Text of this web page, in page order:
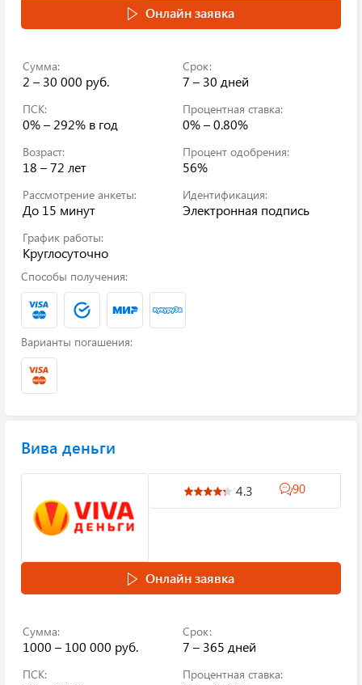
Онлайн заявка
Сумма:
2 – 30 000 руб.
Срок:
7 – 30 дней
ПСК:
0% – 292% в год
Процентная ставка:
0% – 0.80%
Возраст:
18 – 72 лет
Процент одобрения:
56%
Рассмотрение анкеты:
До 15 минут
Идентификация:
Электронная подпись
График работы:
Круглосуточно
Способы получения:
Варианты погашения:
Вива деньги
4.3 90
Онлайн заявка
Сумма:
1000 – 100 000 руб.
Срок:
7 – 365 дней
ПСК: Процентная ставка: